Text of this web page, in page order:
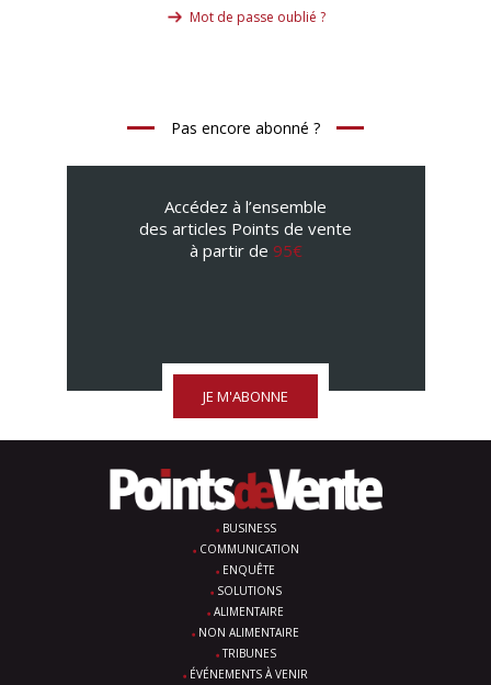
Mot de passe oublié ?
Pas encore abonné ?
Accédez à l’ensemble
des articles Points de vente
à partir de 95€
JE M'ABONNE
BUSINESS
COMMUNICATION
ENQUÊTE
SOLUTIONS
ALIMENTAIRE
NON ALIMENTAIRE
TRIBUNES
ÉVÉNEMENTS À VENIR